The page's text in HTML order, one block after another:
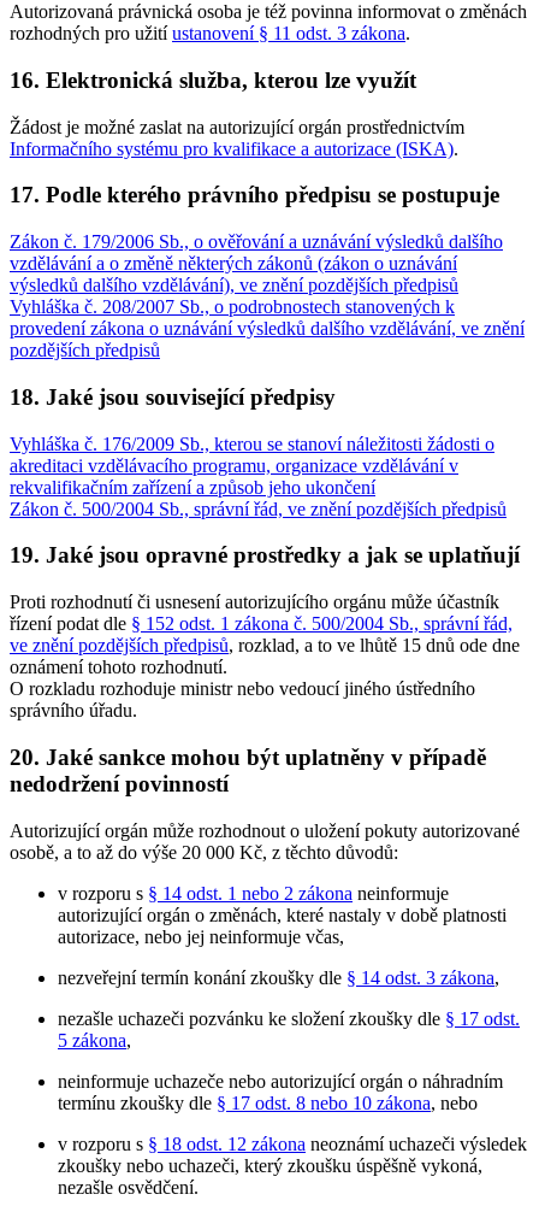
Autorizovaná právnická osoba je též povinna informovat o změnách
rozhodných pro užitíustanovení § 11 odst. 3 zákona.
16. Elektronická služba, kterou lze využít
Žádost je možné zaslat na autorizující orgán prostřednictvím
Informačního systému pro kvalifikace a autorizace (ISKA).
17. Podle kterého právního předpisu se postupuje
Zákon č. 179/2006 Sb., o ověřování a uznávání výsledků dalšího
vzdělávání a o změně některých zákonů (zákon o uznávání
výsledků dalšího vzdělávání), ve znění pozdějších předpisů
Vyhláška č. 208/2007 Sb., o podrobnostech stanovených k
provedení zákona o uznávání výsledků dalšího vzdělávání, ve znění
pozdějších předpisů
18. Jaké jsou související předpisy
Vyhláška č. 176/2009 Sb., kterou se stanoví náležitosti žádosti o
akreditaci vzdělávacího programu, organizace vzdělávání v
rekvalifikačním zařízení a způsob jeho ukončení
Zákon č. 500/2004 Sb., správní řád, ve znění pozdějších předpisů
19. Jaké jsou opravné prostředky a jak se uplatňují
Proti rozhodnutí či usnesení autorizujícího orgánu může účastník
řízení podat dle § 152 odst. 1 zákona č. 500/2004 Sb., správní řád,
ve znění pozdějších předpisů, rozklad, a to ve lhůtě 15 dnů ode dne
oznámení tohoto rozhodnutí.
O rozkladu rozhoduje ministr nebo vedoucí jiného ústředního
správního úřadu.
20. Jaké sankce mohou být uplatněny v případě
nedodržení povinností
Autorizující orgán může rozhodnout o uložení pokuty autorizované
osobě, a to až do výše 20 000 Kč, z těchto důvodů:
v rozporu s § 14 odst. 1 nebo 2 zákona neinformuje
autorizující orgán o změnách, které nastaly v době platnosti
autorizace, nebo jej neinformuje včas,
nezveřejní termín konání zkoušky dle § 14 odst. 3 zákona,
nezašle uchazeči pozvánku ke složení zkoušky dle § 17 odst.
5 zákona,
neinformuje uchazeče nebo autorizující orgán o náhradním
termínu zkoušky dle § 17 odst. 8 nebo 10 zákona, nebo
v rozporu s § 18 odst. 12 zákona neoznámí uchazeči výsledek
zkoušky nebo uchazeči, který zkoušku úspěšně vykoná,
nezašle osvědčení.